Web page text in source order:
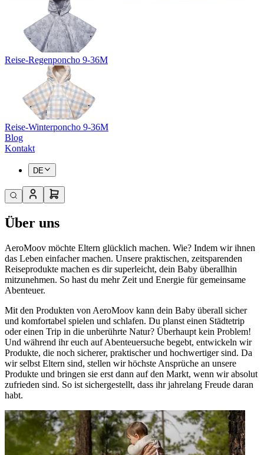
Reise-Regenponcho 9-36M
Reise-Winterponcho 9-36M
Blog
Kontakt
DE
Über uns
AeroMoov möchte Eltern glücklich machen. Wie? Indem wir ihnen
das Leben einfacher machen. Unsere praktischen, zeitsparenden
Reiseprodukte machen es dir superleicht, dein Baby überallhin
mitzunehmen. So hast du mehr Zeit und Energie für gemeinsame
Abenteuer.
Mit den Produkten von AeroMoov kann dein Baby überall sicher
und komfortabel spielen und schlafen. Du planst einen Städtetrip
oder einen Trip in die unberührte Natur? Überhaupt kein Problem!
Und während ihr euch auf Abenteuersuche begebt, entwickeln wir
Produkte, die noch sicherer, praktischer und hochwertiger sind. Da
wir selbst Eltern sind, stellen wir höchste Ansprüche an unsere
Produkte und bringen sie erst dann auf den Markt, wenn wir absolut
zufrieden sind. So ist sichergestellt, dass ihr jahrelang Freude daran
habt.